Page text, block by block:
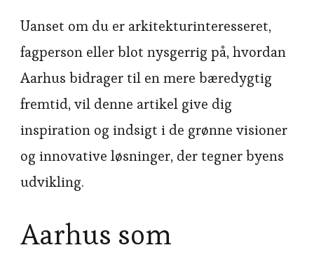
Uanset om du er arkitekturinteresseret,
fagperson eller blot nysgerrig på, hvordan
Aarhus bidrager til en mere bæredygtig
fremtid, vil denne artikel give dig
inspiration og indsigt i de grønne visioner
og innovative løsninger, der tegner byens
udvikling.
Aarhus som